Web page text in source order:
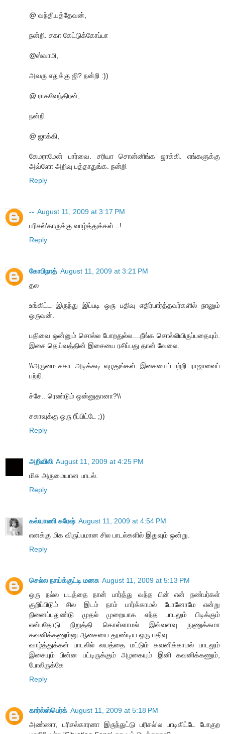
@ வந்தியத்தேவன்,
நன்றி. சகா கேட்டுக்கோப்பா
@ஸ்வாமி,
அவரு எதுக்கு ஜி? நன்றி :))
@ ராகவேந்திரன்,
நன்றி
@ ஜாக்கி,
கேமராமேன் பார்வை. சரியா சொன்னிங்க ஜாக்கி. எங்களுக்கு
அவ்ளோ அறிவு பத்தாதுங்க. நன்றி
Reply
-- August 11, 2009 at 3:17 PM
பரிசல்'காருக்கு வாழ்த்துக்கள் ..!
Reply
கோபிநாத் August 11, 2009 at 3:21 PM
தல
உங்கிட்ட இருந்து இப்படி ஒரு பதிவு எதிர்பார்த்தவர்களில் நானும்
ஒருவன்.
பதிவை ஒன்னும் சொல்ல போறதுல்ல....நீங்க சொல்லியிருப்பதையும்.
இசை தெய்வத்தின் இசையை ரசிப்பது தான் வேலை.
\\அருமை சகா. அடிக்கடி எழுதுங்கள். இசையைப் பற்றி. ராஜாவைப்
பற்றி.
ச்சே.. ரெண்டும் ஒன்னுதானா?\\
சகாவுக்கு ஒரு ரீப்பிட்டே ;))
Reply
அறிவிலி August 11, 2009 at 4:25 PM
மிக அருமையான பாடல்.
Reply
கல்யாணி சுரேஷ் August 11, 2009 at 4:54 PM
எனக்கு மிக விருப்பமான சில பாடல்களில் இதுவும் ஒன்று.
Reply
செல்ல நாய்க்குட்டி மனசு August 11, 2009 at 5:13 PM
ஒரு நல்ல படத்தை நான் பார்த்து வந்த பின் என் நண்பர்கள்
குறிப்பிடும் சில இடம் நாம் பார்க்காமல் போனோமே என்று
நினைப்பதுண்டு முதல் முறையாக எந்த பாடலும் பிடிக்கும்
என்பதோடு நிறுத்தி கொள்ளாமல் இவ்வளவு நுணுக்கமா
கவனிக்கணும்னு ஆசையை தூண்டிய ஒரு பதிவு
வாழ்த்துக்கள் பாடலில் லயத்தை மட்டும் கவனிக்காமல் பாடலும்
இசையும் பின்ன பட்டிருக்கும் அழகையும் இனி கவனிக்கணும்,
போலிருக்கே
Reply
கார்ல்ஸ்பெர்க் August 11, 2009 at 5:18 PM
அண்ணா, பரிசல்காரனா இருந்துட்டு பரிசல்'ல பாடிகிட்டே போகுற